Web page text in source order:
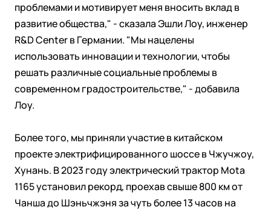
проблемами и мотивирует меня вносить вклад в
развитие общества," - сказала Эшли Лоу, инженер
R&D Center в Германии. "Мы нацелены
использовать инновации и технологии, чтобы
решать различные социальные проблемы в
современном градостроительстве," - добавила
Лоу.
Более того, мы приняли участие в китайском
проекте электрифицированного шоссе в Чжучжоу,
Хунань. В 2023 году электрический трактор Mota
1165 установил рекорд, проехав свыше 800 км от
Чанша до Шэньчжэня за чуть более 13 часов на